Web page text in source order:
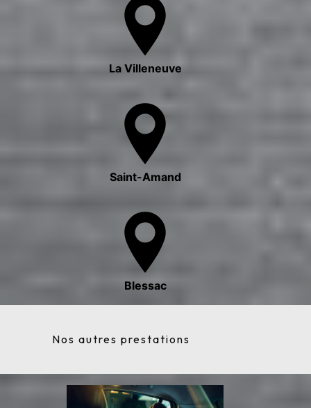
La Villeneuve
Saint-Amand
Blessac
Nos autres prestations